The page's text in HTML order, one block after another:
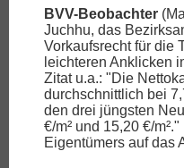
BVV-Beobachter
Juchhu, das
Vorkaufsrecht für die
leichteren Anklicken
Zitat u.a.: "Die
durchschnittlich bei
den drei jüngsten
€/m² und 15,20 €/
Eigentümers auf das